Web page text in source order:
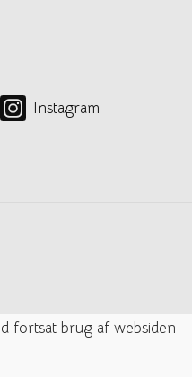
Instagram
fortsat brug af websiden